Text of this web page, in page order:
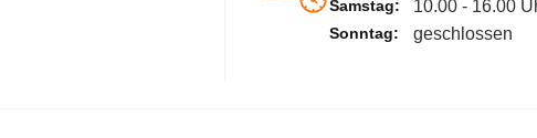
Samstag: 10.00 - 16.00
Sonntag: geschlossen